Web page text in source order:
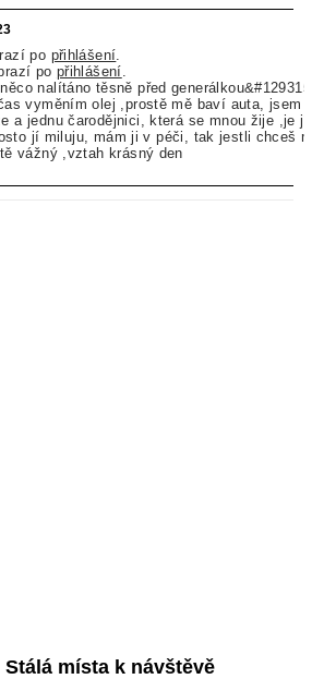
po přihlášení
po přihlášení
nalítáno těsně před
vyměním olej ,prostě mě baví auta, jsem
a jednu čarodějnici, která se mnou žije ,je
jí miluju, mám ji v péči, tak jestli chceš
vážný ,vztah krásný den
Stálá místa k návštěvě